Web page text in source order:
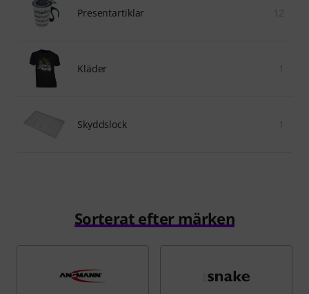
Presentartiklar
Kläder
Skyddslock
Sorterat efter märken